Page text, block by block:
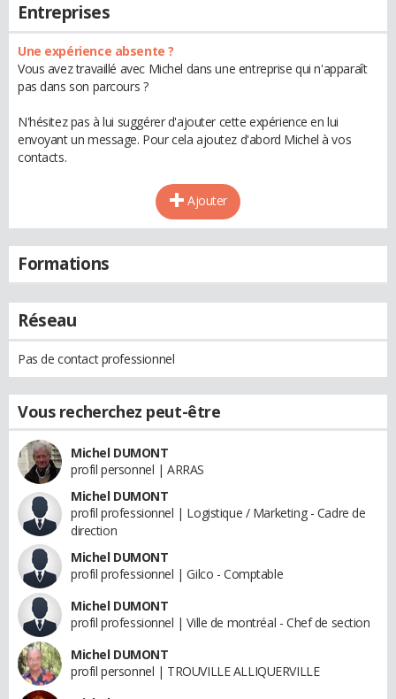
Entreprises
Une expérience absente ?
Vous avez travaillé avec Michel dans une entreprise qui n'apparaît
pas dans son parcours ?
N'hésitez pas à lui suggérer d'ajouter cette expérience en lui
envoyant un message. Pour cela ajoutez d'abord Michel à vos
contacts.
Ajouter
Formations
Réseau
Pas de contact professionnel
Vous recherchez peut-être
Michel DUMONT
profil personnel | ARRAS
Michel DUMONT
profil professionnel | Logistique / Marketing - Cadre de
direction
Michel DUMONT
profil professionnel | Gilco - Comptable
Michel DUMONT
profil professionnel | Ville de montréal - Chef de section
Michel DUMONT
profil personnel | TROUVILLE ALLIQUERVILLE